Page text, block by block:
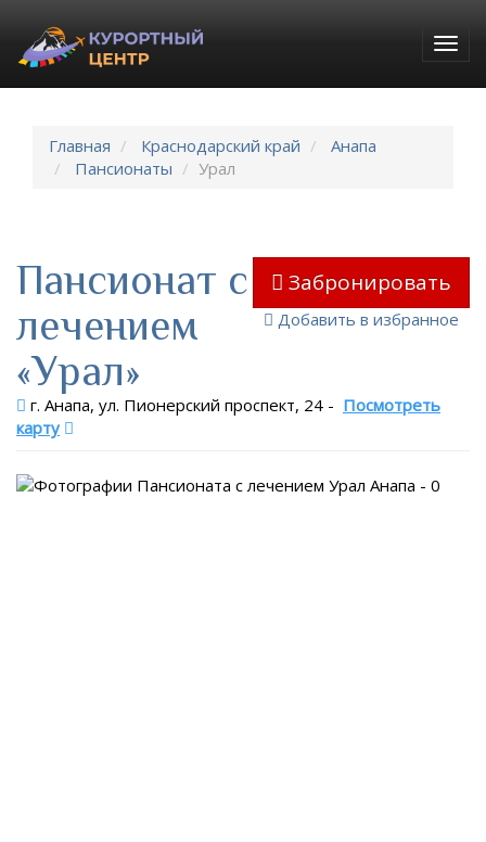
Главная Краснодарский край
Анапа
Пансионаты
Урал
Забронировать
Добавить в избранное
Пансионат с
лечением
«Урал»
г. Анапа, ул. Пионерский проспект, 24 - Посмотреть
карту